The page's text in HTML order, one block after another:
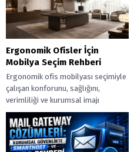
Ergonomik Ofisler İçin
Mobilya Seçim Rehberi
Ergonomik ofis mobilyası seçimiyle
çalışan konforunu, sağlığını,
verimliliği ve kurumsal imajı
artırırken uzun vadeli maliyet
avantajı sağlayın.